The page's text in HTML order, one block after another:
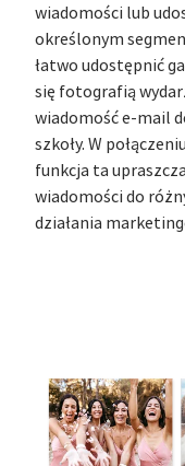
wiadomości lub
określonym
łatwo udostępnić
się fotografią
wiadomość e-mail
szkoły. W
funkcja ta
wiadomości do
działania